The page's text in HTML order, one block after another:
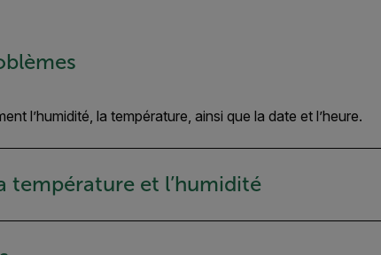
l’humidité, la température, ainsi que la date et l’heure.
température et l’humidité